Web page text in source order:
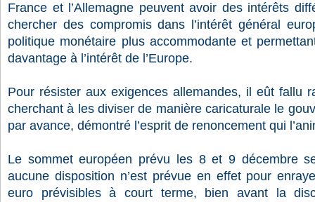
France et l’Allemagne peuvent avoir des intérêts
chercher des compromis dans l’intérêt général
politique monétaire plus accommodante et
davantage à l’intérêt de l’Europe.
Pour résister aux exigences allemandes, il eût fallu
cherchant à les diviser de manière caricaturale le
par avance, démontré l’esprit de renoncement qui
Le sommet européen prévu les 8 et 9 décembre
aucune disposition n’est prévue en effet pour
euro prévisibles à court terme, bien avant la